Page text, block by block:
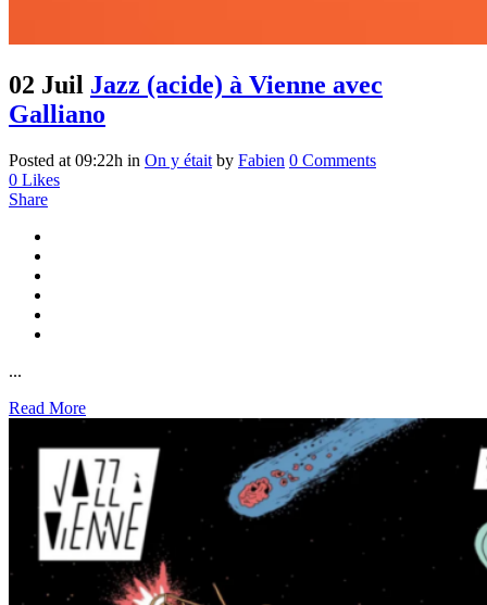
02 Juil Jazz (acide) à Vienne avec
Galliano
Posted at 09:22h in On y était by Fabien 0 Comments
0 Likes
Share
...
Read More